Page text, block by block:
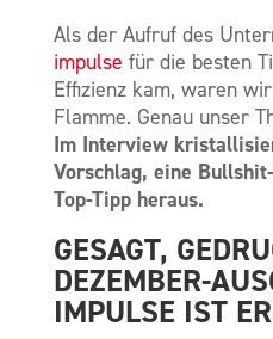
Als der Aufruf des
impulse für die besten
Effizienz kam, waren
Flamme. Genau unser
Im Interview
Vorschlag, eine
Top-Tipp heraus.
GESAGT,
DEZEMBER-
IMPULSE IST